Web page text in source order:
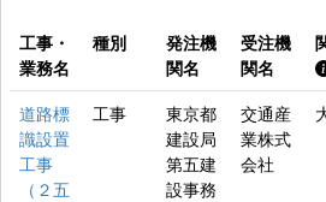
工事・
業務名
種別
発注機
関名
受注機
関名
道路標
識設置
工事
（２五
工事
東京都
建設局
第五建
設事務
交通産
業株式
会社